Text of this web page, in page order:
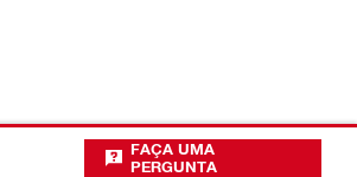
FAÇA UMA
PERGUNTA